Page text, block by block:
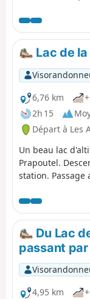
⚠️15/06/2026 :
éboulement au
entre 2 et 3, ne
itinéraire. Il faut
Merci de nous
vous avez des
levée de cet
Lac de
6,76 km
2h 15
Départ à Les
Un beau lac
Prapoutel.
station. Passage
Du Lac
passant par
4,95 km